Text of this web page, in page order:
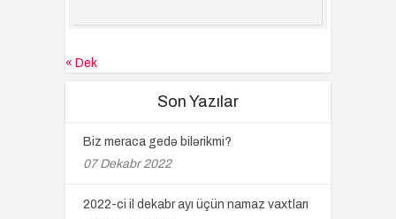
« Dek
Son Yazılar
Biz meraca gedə bilərikmi?
07 Dekabr 2022
2022-ci il dekabr ayı üçün namaz vaxtları